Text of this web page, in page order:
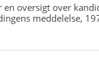
oversigt over
meddelelse,